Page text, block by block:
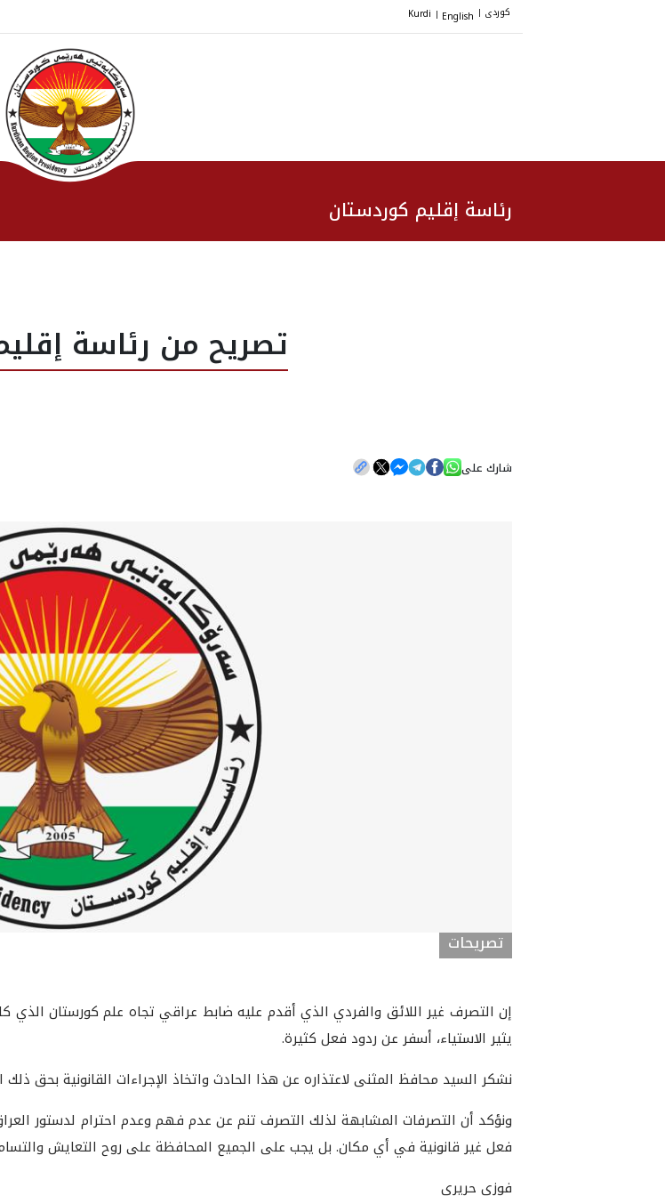
کوردی |
English
|
Kurdi
رئاسة إقليم كوردستان
تصريح من رئاسة
شارك على
تصريحات
إن التصرف غير اللائق والفردي الذي أقدم عليه ضابط عراقي تجاه علم كورستان
يثير الاستياء، أسفر عن ردود فعل كثيرة.
نشكر السيد محافظ المثنى لاعتذاره عن هذا الحادث واتخاذ الإجراءات القانونية بحق
ونؤكد أن التصرفات المشابهة لذلك التصرف تنم عن عدم فهم وعدم احترام لدستور
فعل غير قانونية في أي مكان. بل يجب على الجميع المحافظة على روح التعايش
فوزي حريري